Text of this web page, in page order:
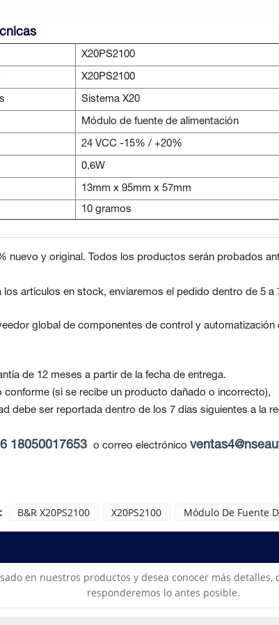
X20PS2100
X20PS2100
Sistema X20
Módulo de fuente de alimentación
24 VCC -15% / +20%
0,6W
13mm x 95mm x 57mm
10 gramos
nuevo y original. Todos los productos serán probados
los artículos en stock, enviaremos el pedido dentro de 5
global de componentes de control y automatización
de 12 meses a partir de la fecha de entrega.
conforme (si se recibe un producto dañado o incorrecto),
debe ser reportada dentro de los 7 días siguientes a la
18050017653 o correo electrónico
B&R X20PS2100 X20PS2100 Módulo De Fuente
en nuestros productos y desea conocer más detalles,
responderemos lo antes posible.